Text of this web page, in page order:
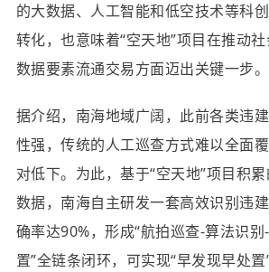
的大数据、人工智能和低空技术等科
转化，也意味着“空天地”项目在推动社
数据要素流通交易方面迈出关键一步。
据介绍，南海地域广阔，此前各类违
性强，传统的人工巡查方式难以全面
对低下。为此，基于“空天地”项目积
数据，南海自主研发一套高效识别违
确率达90%，形成“航拍巡查-算法识
置”全链条闭环，可实现“早发现早处置”